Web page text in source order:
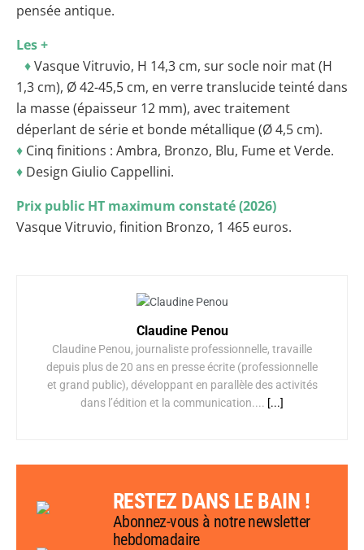
pensée antique.
Les +
♦Vasque Vitruvio, H 14,3 cm, sur socle noir mat (H
1,3 cm), Ø 42-45,5 cm, en verre translucide teinté dans
la masse (épaisseur 12 mm), avec traitement
déperlant de série et bonde métallique (Ø 4,5 cm).
♦ Cinq finitions : Ambra, Bronzo, Blu, Fume et Verde.
♦ Design Giulio Cappellini.
Prix public HT maximum constaté (2026)
Vasque Vitruvio, finition Bronzo, 1 465 euros.
Claudine Penou
Claudine Penou, journaliste professionnelle, travaille
depuis plus de 20 ans en presse écrite (professionnelle
et grand public), développant en parallèle des activités
dans l’édition et la communication.... [...]
RESTEZ DANS LE BAIN !
Abonnez-vous à notre newsletter
hebdomadaire